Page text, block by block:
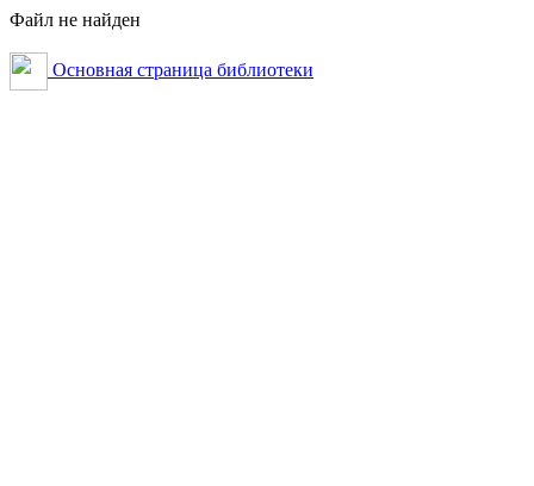
Файл не найден
Основная страница библиотеки